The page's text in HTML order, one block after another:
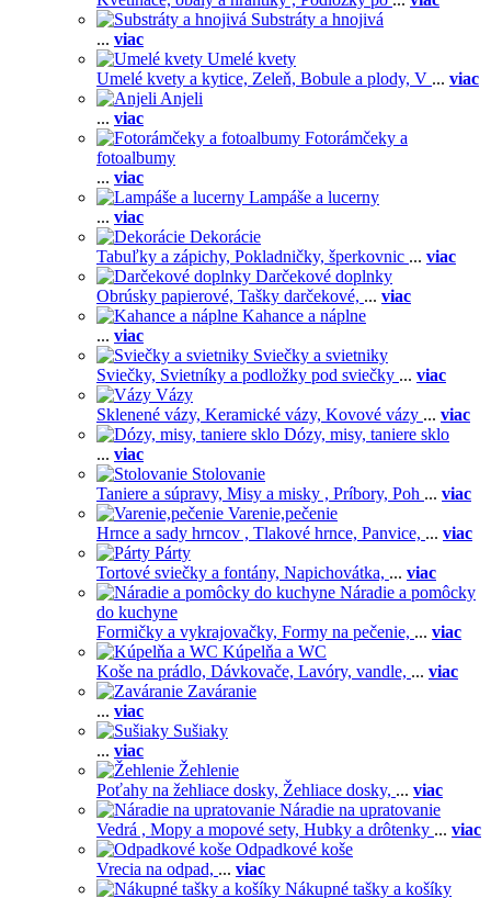
Substráty a hnojivá
... viac
Umelé kvety
Umelé kvety a kytice, Zeleň, Bobule a plody, V ... viac
Anjeli
... viac
Fotorámčeky a
fotoalbumy
... viac
Lampáše a lucerny
... viac
Dekorácie
Tabuľky a zápichy, Pokladničky, šperkovnic ... viac
Darčekové doplnky
Obrúsky papierové, Tašky darčekové, ... viac
Kahance a náplne
... viac
Sviečky a svietniky
Sviečky, Svietníky a podložky pod sviečky ... viac
Vázy
Sklenené vázy, Keramické vázy, Kovové vázy ... viac
Dózy, misy, taniere sklo
... viac
Stolovanie
Taniere a súpravy, Misy a misky , Príbory, Poh ... viac
Varenie,pečenie
Hrnce a sady hrncov , Tlakové hrnce, Panvice, ... viac
Párty
Tortové sviečky a fontány, Napichovátka, ... viac
Náradie a pomôcky
do kuchyne
Formičky a vykrajovačky, Formy na pečenie, ... viac
Kúpelňa a WC
Koše na prádlo, Dávkovače, Lavóry, vandle, ... viac
Zaváranie
... viac
Sušiaky
... viac
Žehlenie
Poťahy na žehliace dosky, Žehliace dosky, ... viac
Náradie na upratovanie
Vedrá , Mopy a mopové sety, Hubky a drôtenky ... viac
Odpadkové koše
Vrecia na odpad, ... viac
Nákupné tašky a košíky